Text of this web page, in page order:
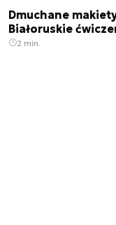
Dmuchane
Białoruskie
2 min.